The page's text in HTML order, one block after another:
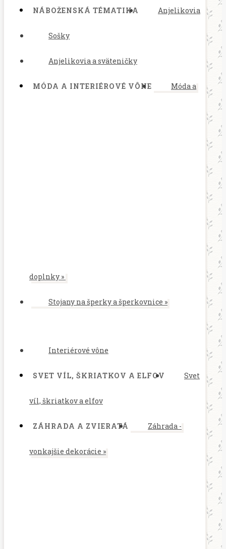
NÁBOŽENSKÁ TÉMATIKA Anjelikovia
Sošky
Anjelikovia a sväteničky
MÓDA A INTERIÉROVÉ VÔNE Móda a
doplnky »
Stojany na šperky a šperkovnice »
Interiérové vône
SVET VÍL, ŠKRIATKOV A ELFOV Svet
víl, škriatkov a elfov
ZÁHRADA A ZVIERATÁ Záhrada -
vonkajšie dekorácie »